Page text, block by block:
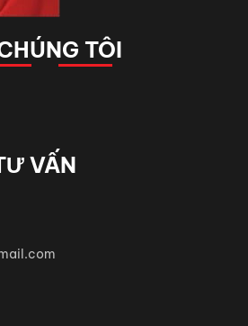
TÔI
VẤN